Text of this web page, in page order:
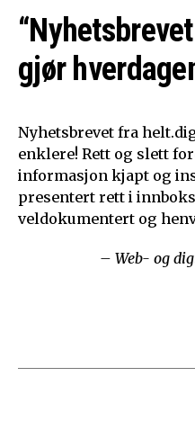
gjør
Nyhetsbrevet fra
enklere! Rett og slett
informasjon kjapt og
presentert rett i
veldokumentert og
– Web- og